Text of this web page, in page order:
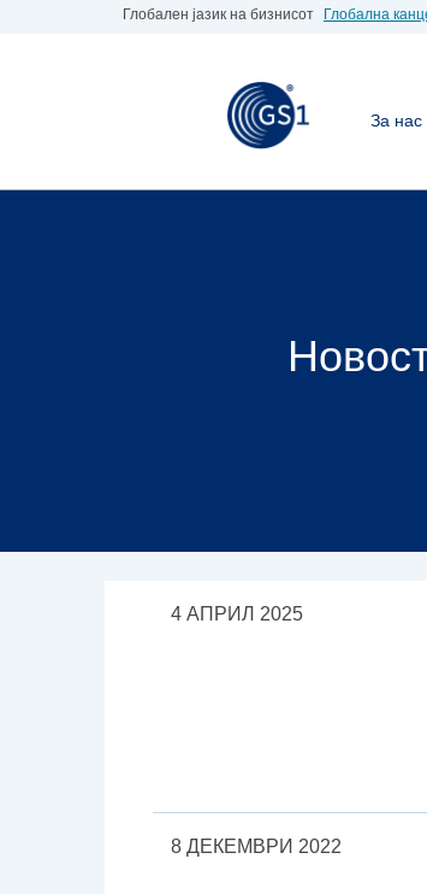
Глобален јазик на бизнисот Глобална
За нас
4 АПРИЛ 2025
8 ДЕКЕМВРИ 2022